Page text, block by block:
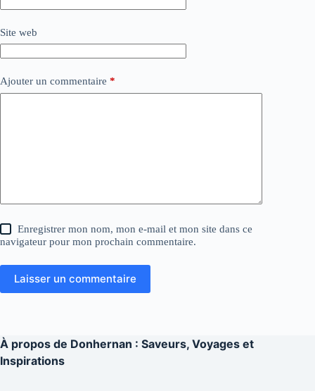
Site web
Ajouter un commentaire *
Enregistrer mon nom, mon e-mail et mon site dans ce
navigateur pour mon prochain commentaire.
Laisser un commentaire
À propos de Donhernan : Saveurs, Voyages et
Inspirations